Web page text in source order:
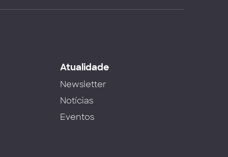
Atualidade
Newsletter
Notícias
Eventos